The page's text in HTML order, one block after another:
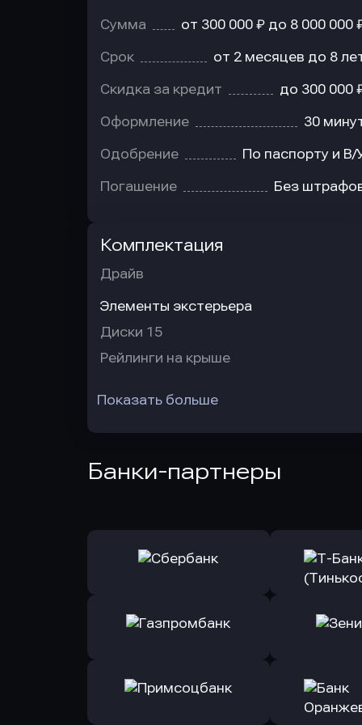
Сумма от 300 000 ₽ до 8 000 000
Срок от 2 месяцев до 8
Скидка за кредит до 300 000
Оформление 30
Одобрение По паспорту и В/
Погашение Без
Комплектация
Драйв
Элементы экстерьера
Диски 15
Рейлинги на крыше
Показать больше
Банки-партнеры
Оправить заявку
Оправить заявку
в